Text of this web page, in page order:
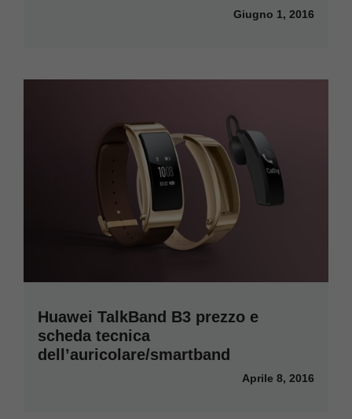
Giugno 1, 2016
Huawei TalkBand B3 prezzo e
scheda tecnica
dell’auricolare/smartband
Aprile 8, 2016